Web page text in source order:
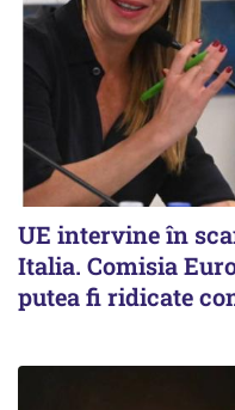
UE intervine în
Italia. Comisia
putea fi ridicate